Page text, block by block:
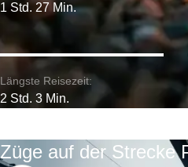
1 Std. 27 Min.
Längste Reisezeit:
2 Std. 3 Min.
Züge auf der Strecke